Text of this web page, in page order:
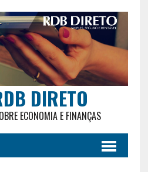
DIRETO
ECONOMIA E FINANÇAS